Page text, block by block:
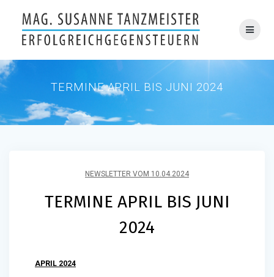
to
content
TERMINE APRIL BIS JUNI 2024
NEWSLETTER VOM 10.04.2024
TERMINE APRIL BIS JUNI
2024
APRIL 2024